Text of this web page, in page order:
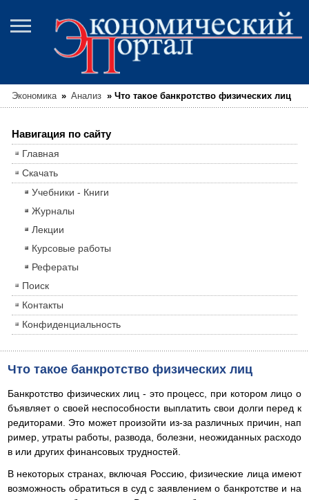
Экономика » Анализ » Что такое банкротство физических лиц
Навигация по сайту
Главная
Скачать
Учебники - Книги
Журналы
Лекции
Курсовые работы
Рефераты
Поиск
Контакты
Конфиденциальность
Что такое банкротство физических лиц
Банкротство физических лиц - это процесс, при котором лицо о
бъявляет о своей неспособности выплатить свои долги перед к
редиторами. Это может произойти из-за различных причин, нап
ример, утраты работы, развода, болезни, неожиданных расходо
в или других финансовых трудностей.
В некоторых странах, включая Россию, физические лица имеют
возможность обратиться в суд с заявлением о банкротстве и на